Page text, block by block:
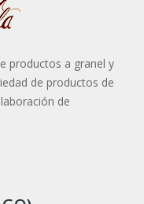
productos a granel y
de productos de
de